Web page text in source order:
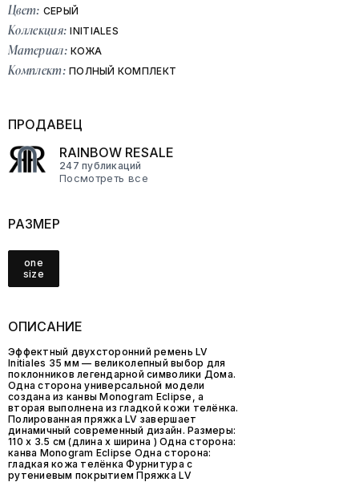
Цвет: СЕРЫЙ
Коллекция: INITIALES
Материал: КОЖА
Комплект: ПОЛНЫЙ КОМПЛЕКТ
ПРОДАВЕЦ
RAINBOW RESALE
247 публикаций
Посмотреть все
РАЗМЕР
one
size
ОПИСАНИЕ
Эффектный двухсторонний ремень LV
Initiales 35 мм — великолепный выбор для
поклонников легендарной символики Дома.
Одна сторона универсальной модели
создана из канвы Monogram Eclipse, а
вторая выполнена из гладкой кожи телёнка.
Полированная пряжка LV завершает
динамичный современный дизайн. Размеры:
110 x 3.5 см (длина x ширина ) Одна сторона:
канва Monogram Eclipse Одна сторона:
гладкая кожа телёнка Фурнитура с
рутениевым покрытием Пряжка LV